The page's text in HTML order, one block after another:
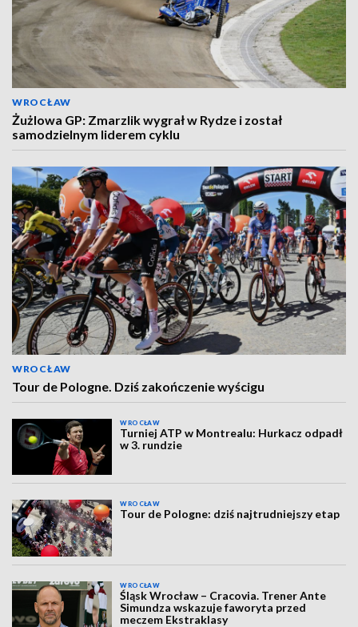
WROCŁAW
Żużlowa GP: Zmarzlik wygrał w Rydze i został
samodzielnym liderem cyklu
WROCŁAW
Tour de Pologne. Dziś zakończenie wyścigu
WROCŁAW
Turniej ATP w Montrealu: Hurkacz odpadł
w 3. rundzie
WROCŁAW
Tour de Pologne: dziś najtrudniejszy etap
WROCŁAW
Śląsk Wrocław – Cracovia. Trener Ante
Simundza wskazuje faworyta przed
meczem Ekstraklasy